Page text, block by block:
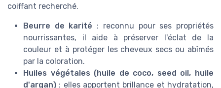
coiffant recherché.
Beurre de karité : reconnu pour ses propriétés
nourrissantes, il aide à préserver l'éclat de la
couleur et à protéger les cheveux secs ou abîmés
par la coloration.
Huiles végétales (huile de coco, seed oil, huile
d'argan) : elles apportent brillance et hydratation,